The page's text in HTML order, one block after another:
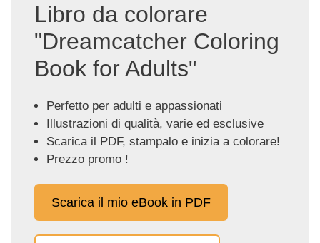
Libro da colorare
"Dreamcatcher Coloring
Book for Adults"
Perfetto per adulti e appassionati
Illustrazioni di qualità, varie ed esclusive
Scarica il PDF, stampalo e inizia a colorare!
Prezzo promo !
Scarica il mio eBook in PDF